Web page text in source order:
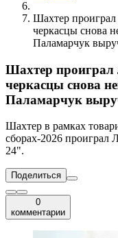
Шахтер
черкасцы снова
Паламарчук
Шахтер проиграл
черкасцы снова
Паламарчук
Шахтер в рамках
сборах-2026 проиграл
24".
Поделиться
0
комментарии